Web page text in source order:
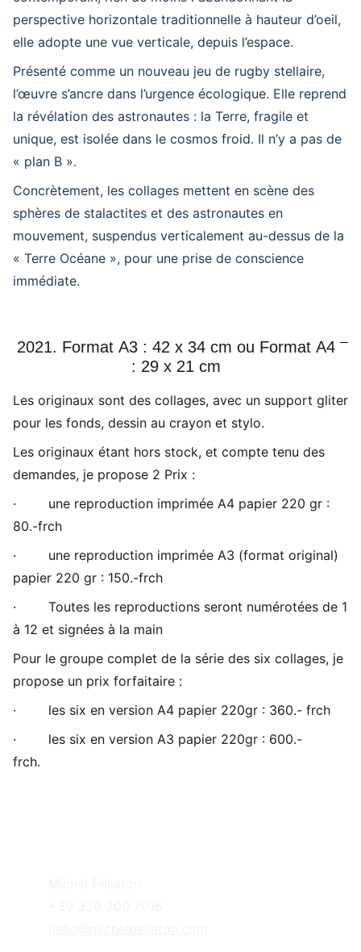
perspective horizontale traditionnelle à hauteur d’oeil,
elle adopte une vue verticale, depuis l’espace.
Présenté comme un nouveau jeu de rugby stellaire,
l’œuvre s’ancre dans l’urgence écologique. Elle reprend
la révélation des astronautes : la Terre, fragile et
unique, est isolée dans le cosmos froid. Il n’y a pas de
« plan B ».
Concrètement, les collages mettent en scène des
sphères de stalactites et des astronautes en
mouvement, suspendus verticalement au-dessus de la
« Terre Océane », pour une prise de conscience
immédiate.
2021. Format A3 : 42 x 34 cm ou Format A4
: 29 x 21 cm
Les originaux sont des collages, avec un support gliter
pour les fonds, dessin au crayon et stylo.
Les originaux étant hors stock, et compte tenu des
demandes, je propose 2 Prix :
· une reproduction imprimée A4 papier 220 gr :
80.-frch
· une reproduction imprimée A3 (format original)
papier 220 gr : 150.-frch
· Toutes les reproductions seront numérotées de 1
à 12 et signées à la main
Pour le groupe complet de la série des six collages, je
propose un prix forfaitaire :
· les six en version A4 papier 220gr : 360.- frch
· les six en version A3 papier 220gr : 600.-
frch.